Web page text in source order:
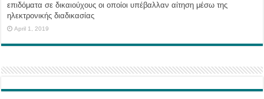
επιδόματα σε δικαιούχους οι οποίοι υπέβαλλαν αίτηση μέσω της
ηλεκτρονικής διαδικασίας
April 1, 2019